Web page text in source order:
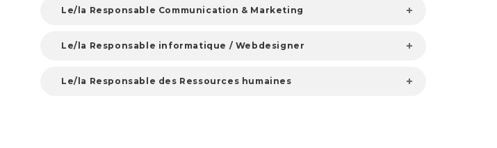
Le/la Responsable Communication & Marketing
Le/la Responsable informatique / Webdesigner
Le/la Responsable des Ressources humaines